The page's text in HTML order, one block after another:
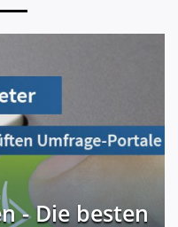
- Die besten